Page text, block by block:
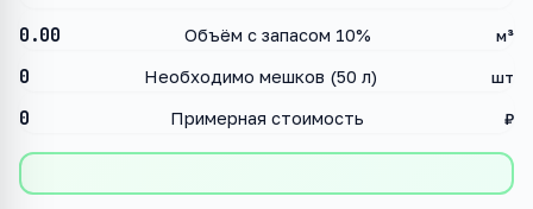
0.00 Объём с запасом 10% м³
0 Необходимо мешков (50 л) шт
0 Примерная стоимость ₽